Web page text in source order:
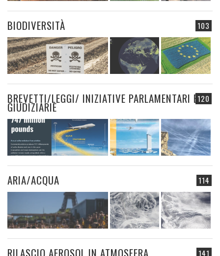
103
BIODIVERSITÀ
120
BREVETTI/LEGGI/ INIZIATIVE PARLAMENTARI E
GIUDIZIARIE
114
ARIA/ACQUA
141
RILASCIO AEROSOL IN ATMOSFERA